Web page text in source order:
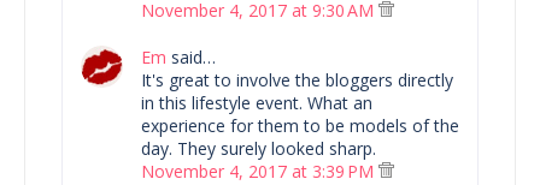
November 4, 2017 at 9:30 AM
Em said…
It's great to involve the bloggers directly
in this lifestyle event. What an
experience for them to be models of the
day. They surely looked sharp.
November 4, 2017 at 3:39 PM